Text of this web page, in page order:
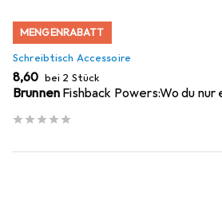
MENGENRABATT
Schreibtisch Accessoire
EUR
8,60 bei 2 Stück
Brunnen Fishback Powers:Wo du nur